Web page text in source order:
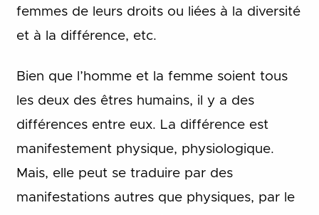
femmes de leurs droits ou liées à la diversité
et à la différence, etc.
Bien que l’homme et la femme soient tous
les deux des êtres humains, il y a des
différences entre eux. La différence est
manifestement physique, physiologique.
Mais, elle peut se traduire par des
manifestations autres que physiques, par le